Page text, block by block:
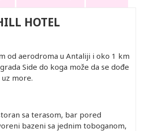
HOTEL
od aerodroma u Antaliji i oko 1 km
Side do koga može da se dođe
more.
sa terasom, bar pored
bazeni sa jednim toboganom,